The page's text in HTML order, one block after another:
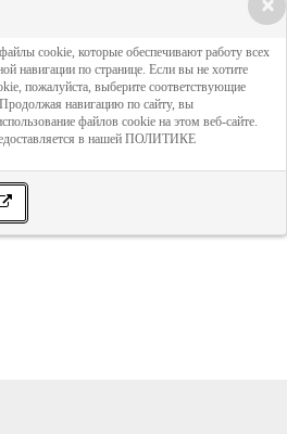
В КОРЗИНУ
×
cookie, которые обеспечивают работу всех
навигации по странице. Если вы не хотите
пожалуйста, выберите соответствующие
навигацию по сайту, вы
файлов cookie на этом веб-сайте.
в нашей ПОЛИТИКЕ